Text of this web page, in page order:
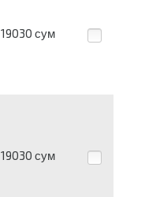
19030 сум
19030 сум